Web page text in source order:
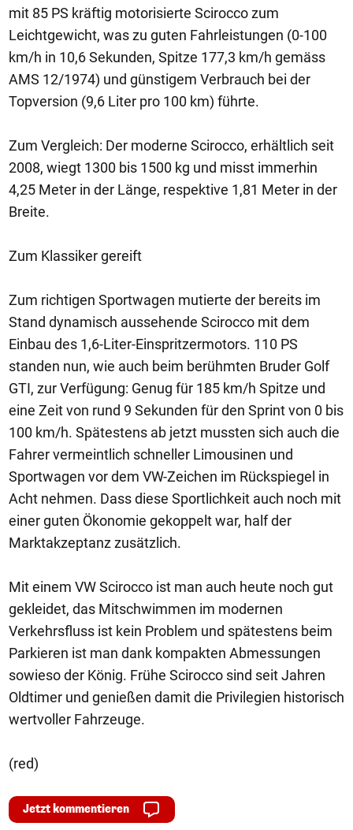
mit 85 PS kräftig motorisierte Scirocco zum
Leichtgewicht, was zu guten Fahrleistungen (0-100
km/h in 10,6 Sekunden, Spitze 177,3 km/h gemäss
AMS 12/1974) und günstigem Verbrauch bei der
Topversion (9,6 Liter pro 100 km) führte.
Zum Vergleich: Der moderne Scirocco, erhältlich seit
2008, wiegt 1300 bis 1500 kg und misst immerhin
4,25 Meter in der Länge, respektive 1,81 Meter in der
Breite.
Zum Klassiker gereift
Zum richtigen Sportwagen mutierte der bereits im
Stand dynamisch aussehende Scirocco mit dem
Einbau des 1,6-Liter-Einspritzermotors. 110 PS
standen nun, wie auch beim berühmten Bruder Golf
GTI, zur Verfügung: Genug für 185 km/h Spitze und
eine Zeit von rund 9 Sekunden für den Sprint von 0 bis
100 km/h. Spätestens ab jetzt mussten sich auch die
Fahrer vermeintlich schneller Limousinen und
Sportwagen vor dem VW-Zeichen im Rückspiegel in
Acht nehmen. Dass diese Sportlichkeit auch noch mit
einer guten Ökonomie gekoppelt war, half der
Marktakzeptanz zusätzlich.
Mit einem VW Scirocco ist man auch heute noch gut
gekleidet, das Mitschwimmen im modernen
Verkehrsfluss ist kein Problem und spätestens beim
Parkieren ist man dank kompakten Abmessungen
sowieso der König. Frühe Scirocco sind seit Jahren
Oldtimer und genießen damit die Privilegien historisch
wertvoller Fahrzeuge.
(red)
Jetzt kommentieren